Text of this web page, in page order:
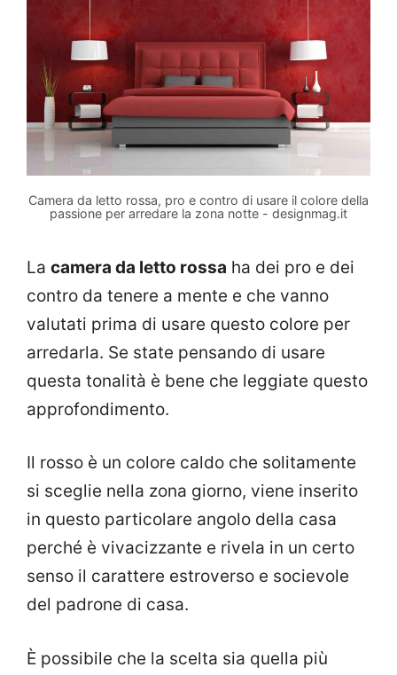
Camera da letto rossa, pro e contro di usare il colore della
passione per arredare la zona notte - designmag.it
La camera da letto rossa ha dei pro e dei
contro da tenere a mente e che vanno
valutati prima di usare questo colore per
arredarla. Se state pensando di usare
questa tonalità è bene che leggiate questo
approfondimento.
Il rosso è un colore caldo che solitamente
si sceglie nella zona giorno, viene inserito
in questo particolare angolo della casa
perché è vivacizzante e rivela in un certo
senso il carattere estroverso e socievole
del padrone di casa.
È possibile che la scelta sia quella più